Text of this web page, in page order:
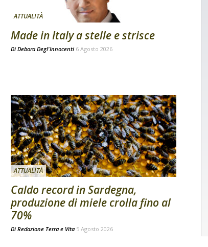
ATTUALITÀ
Made in Italy a stelle e strisce
Di Debora Degl'Innocenti 6 Agosto 2026
ATTUALITÀ
Caldo record in Sardegna,
produzione di miele crolla fino al
70%
Di Redazione Terra e Vita 5 Agosto 2026